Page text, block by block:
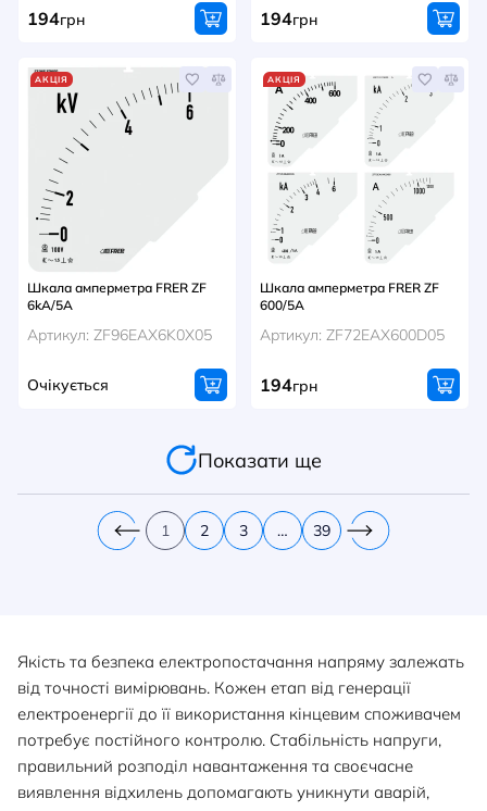
194грн 194грн
АКЦІЯ
Шкала амперметра FRER ZF
6kA/5A
Артикул: ZF96EAX6K0X05
Очікується
АКЦІЯ
Шкала амперметра FRER ZF
600/5A
Артикул: ZF72EAX600D05
194грн
Показати ще
1 2 3 … 39
Якість та безпека електропостачання напряму залежать
від точності вимірювань. Кожен етап від генерації
електроенергії до її використання кінцевим споживачем
потребує постійного контролю. Стабільність напруги,
правильний розподіл навантаження та своєчасне
виявлення відхилень допомагають уникнути аварій,